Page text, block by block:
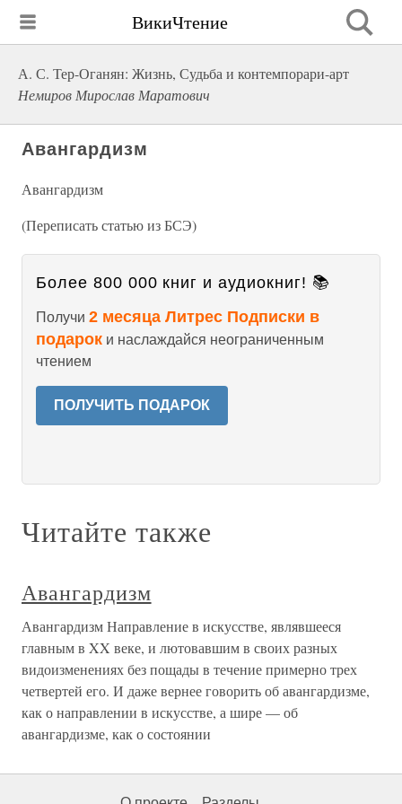
ВикиЧтение
А. С. Тер-Оганян: Жизнь, Судьба и контемпорари-арт
Немиров Мирослав Маратович
Авангардизм
Авангардизм
(Переписать статью из БСЭ)
Более 800 000 книг и аудиокниг! 📚
Получи 2 месяца Литрес Подписки в
подарок и наслаждайся неограниченным
чтением
ПОЛУЧИТЬ ПОДАРОК
Читайте также
Авангардизм
Авангардизм Направление в искусстве, являвшееся
главным в XX веке, и лютовавшим в своих разных
видоизменениях без пощады в течение примерно трех
четвертей его. И даже вернее говорить об авангардизме,
как о направлении в искусстве, а шире — об
авангардизме, как о состоянии